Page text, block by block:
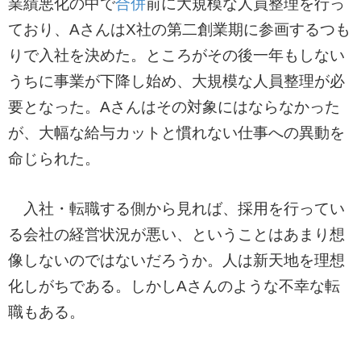
業績悪化の中で合併前に大規模な人員整理を行っ
ており、AさんはX社の第二創業期に参画するつも
りで入社を決めた。ところがその後一年もしない
うちに事業が下降し始め、大規模な人員整理が必
要となった。Aさんはその対象にはならなかった
が、大幅な給与カットと慣れない仕事への異動を
命じられた。
入社・転職する側から見れば、採用を行ってい
る会社の経営状況が悪い、ということはあまり想
像しないのではないだろうか。人は新天地を理想
化しがちである。しかしAさんのような不幸な転
職もある。